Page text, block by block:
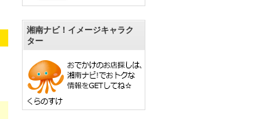
湘南ナビ！イメージキャラク
ター